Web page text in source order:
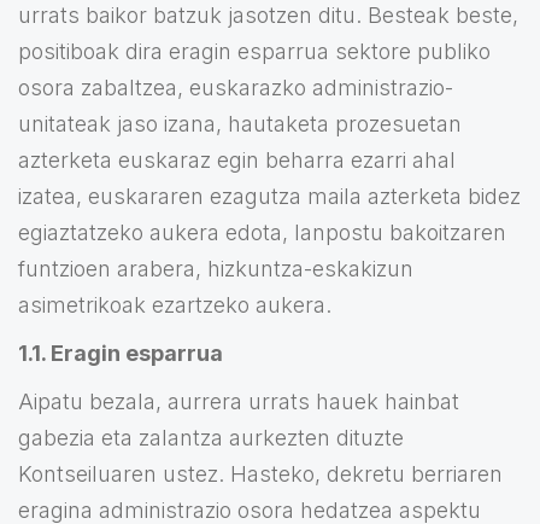
urrats baikor batzuk jasotzen ditu. Besteak beste,
positiboak dira eragin esparrua sektore publiko
osora zabaltzea, euskarazko administrazio-
unitateak jaso izana, hautaketa prozesuetan
azterketa euskaraz egin beharra ezarri ahal
izatea, euskararen ezagutza maila azterketa bidez
egiaztatzeko aukera edota, lanpostu bakoitzaren
funtzioen arabera, hizkuntza-eskakizun
asimetrikoak ezartzeko aukera.
1.1. Eragin esparrua
Aipatu bezala, aurrera urrats hauek hainbat
gabezia eta zalantza aurkezten dituzte
Kontseiluaren ustez. Hasteko, dekretu berriaren
eragina administrazio osora hedatzea aspektu